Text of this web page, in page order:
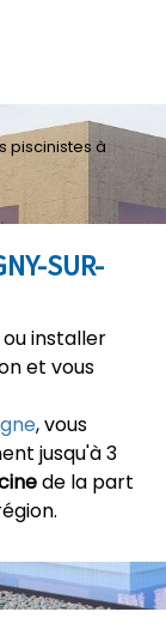
SUR-
installer
et vous
, vous
jusqu'à 3
de la part
piscinistes à